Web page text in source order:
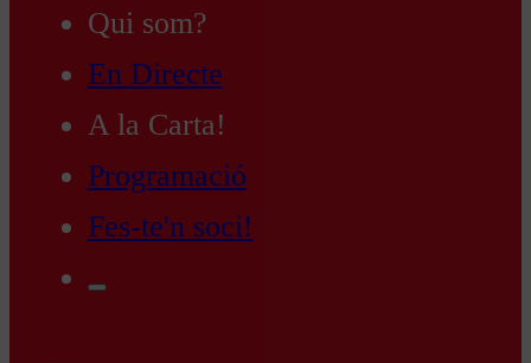
Qui som?
En Directe
A la Carta!
Programació
Fes-te'n soci!